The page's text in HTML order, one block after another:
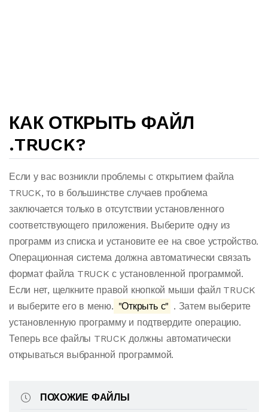
КАК ОТКРЫТЬ ФАЙЛ
.TRUCK?
Если у вас возникли проблемы с открытием файла
TRUCK, то в большинстве случаев проблема
заключается только в отсутствии установленного
соответствующего приложения. Выберите одну из
программ из списка и установите ее на свое устройство.
Операционная система должна автоматически связать
формат файла TRUCK с установленной программой.
Если нет, щелкните правой кнопкой мыши файл TRUCK
и выберите его в меню. "Открыть с" . Затем выберите
установленную программу и подтвердите операцию.
Теперь все файлы TRUCK должны автоматически
открываться выбранной программой.
ПОХОЖИЕ ФАЙЛЫ